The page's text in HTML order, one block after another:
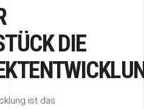
DIE
ist das